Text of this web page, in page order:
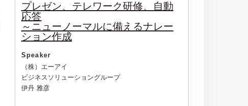
プレゼン、テレワーク研修、自動
応答
～ニューノーマルに備えるナレー
ション作成
Speaker
（株）エーアイ
ビジネスソリューショングループ
伊丹 雅彦